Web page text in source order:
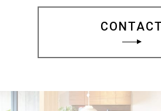
CONTACT